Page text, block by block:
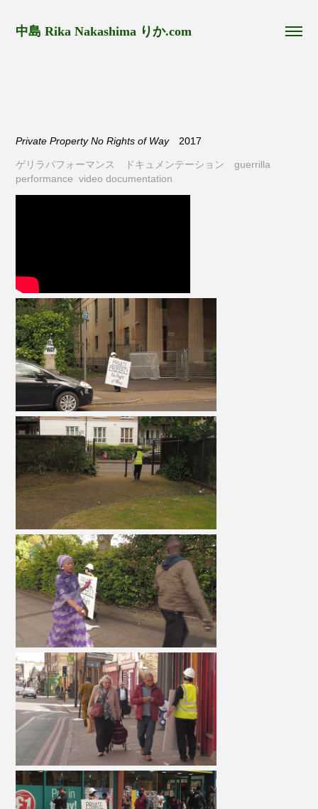
中島 Rika Nakashima りか.com
Private Property No Rights of Way 2017
ゲリラパフォーマンス ドキュメンテーション guerrilla
performance video documentation